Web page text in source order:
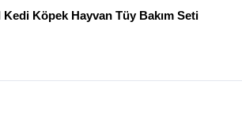
Köpek Hayvan Tüy Bakım Seti